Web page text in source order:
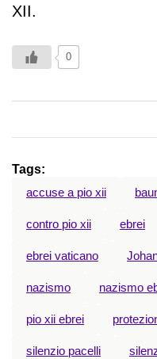
XII.
0
Tags:
accuse a pio xii
contro pio xii ebrei
ebrei vaticano
nazismo nazismo
pio xii ebrei
silenzio pacelli